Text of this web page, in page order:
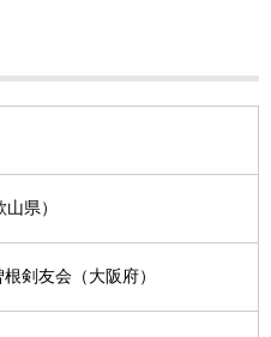
県）
剣友会（大阪府）